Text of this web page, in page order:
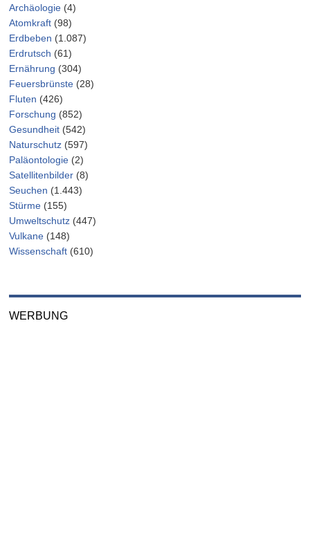
Archäologie (4)
Atomkraft (98)
Erdbeben (1.087)
Erdrutsch (61)
Ernährung (304)
Feuersbrünste (28)
Fluten (426)
Forschung (852)
Gesundheit (542)
Naturschutz (597)
Paläontologie (2)
Satellitenbilder (8)
Seuchen (1.443)
Stürme (155)
Umweltschutz (447)
Vulkane (148)
Wissenschaft (610)
WERBUNG